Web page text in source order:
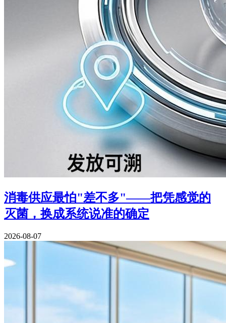
消毒供应最怕"差不多"——把凭感觉的
灭菌，换成系统说准的确定
2026-08-07